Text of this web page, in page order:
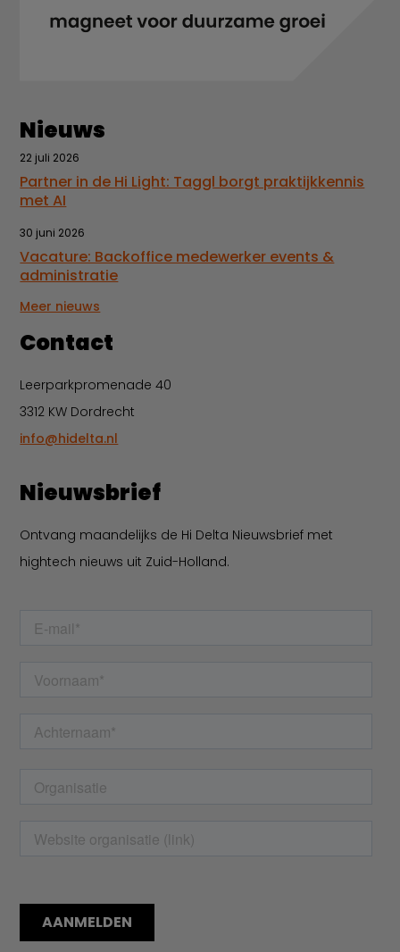
Nieuws
22 juli 2026
Partner in de Hi Light: Taggl borgt praktijkkennis
met AI
30 juni 2026
Vacature: Backoffice medewerker events &
administratie
Meer nieuws
Contact
Leerparkpromenade 40
3312 KW Dordrecht
info@hidelta.nl
Nieuwsbrief
Ontvang maandelijks de Hi Delta Nieuwsbrief met
hightech nieuws uit Zuid-Holland.